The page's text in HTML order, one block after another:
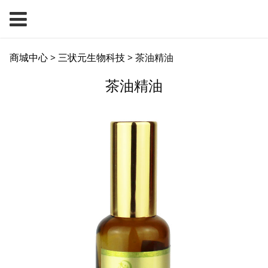
茶油精油
商城中心>三状元生物科技>茶油精油
茶油精油